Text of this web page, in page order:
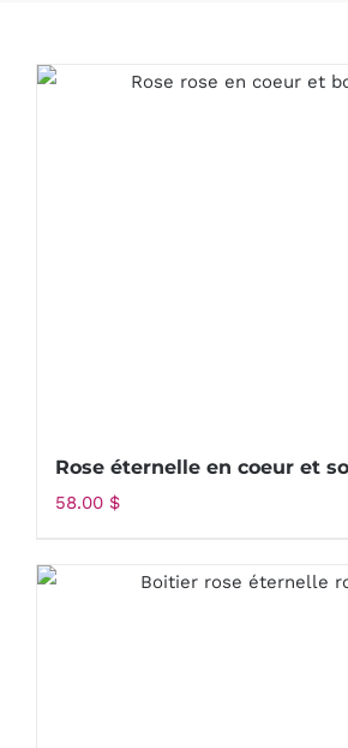
Rose éternelle en coeur et
58.00 $